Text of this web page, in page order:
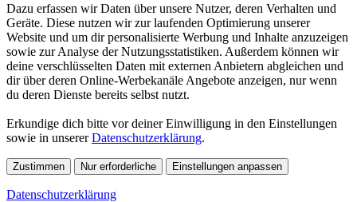
Dazu erfassen wir Daten über unsere Nutzer, deren Verhalten und
Geräte. Diese nutzen wir zur laufenden Optimierung unserer
Website und um dir personalisierte Werbung und Inhalte anzuzeigen
sowie zur Analyse der Nutzungsstatistiken. Außerdem können wir
deine verschlüsselten Daten mit externen Anbietern abgleichen und
dir über deren Online-Werbekanäle Angebote anzeigen, nur wenn
du deren Dienste bereits selbst nutzt.
Erkundige dich bitte vor deiner Einwilligung in den Einstellungen
sowie in unsererDatenschutzerklärung.
Zustimmen Nur erforderliche Einstellungen anpassen
Datenschutzerklärung